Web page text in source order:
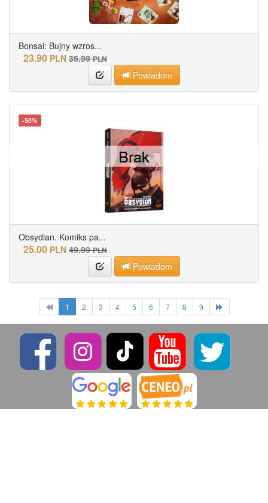
Bonsai: Bujny wzros...
23.90 PLN 35.99 PLN
Powiadom
-50%
Obsydian. Komiks pa...
25.00 PLN 49.99 PLN
Powiadom
Brak
1 2 3 4 5 6 7 8 9